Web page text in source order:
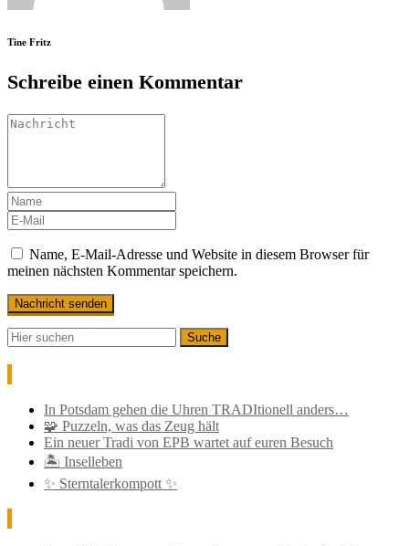
Tine Fritz
Schreibe einen Kommentar
Name, E-Mail-Adresse und Website in diesem Browser für
meinen nächsten Kommentar speichern.
In Potsdam gehen die Uhren TRADItionell anders…
🧩 Puzzeln, was das Zeug hält
Ein neuer Tradi von EPB wartet auf euren Besuch
🏝️ Inselleben
✨ Sterntalerkompott ✨